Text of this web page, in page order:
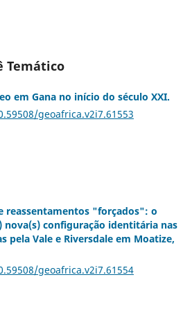
Temático
em Gana no início do século XXI.
geoafrica.v2i7.61553
reassentamentos "forçados": o
nova(s) configuração identitária nas
pela Vale e Riversdale em Moatize,
geoafrica.v2i7.61554